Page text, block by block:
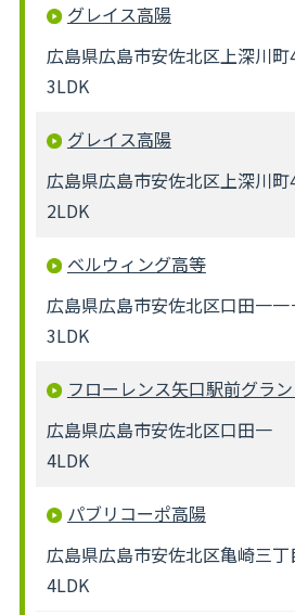
グレイス高陽
広島県広島市安佐北区上深川町
3LDK
グレイス高陽
広島県広島市安佐北区上深川町
2LDK
ベルウィング高等
広島県広島市安佐北区口田一一
3LDK
フローレンス矢口駅前グラ
広島県広島市安佐北区口田一
4LDK
パブリコーポ高陽
広島県広島市安佐北区亀崎三
4LDK